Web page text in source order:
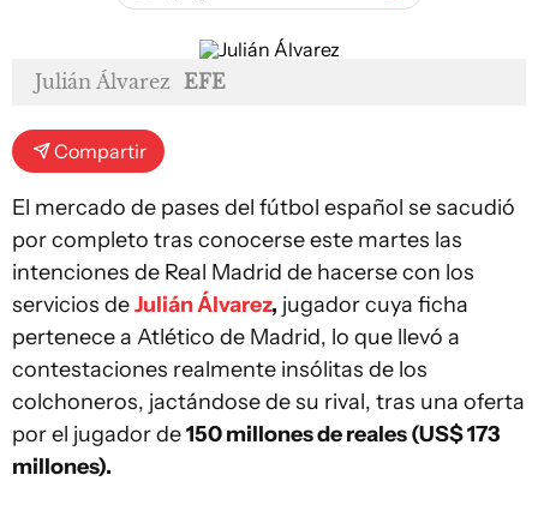
Julián Álvarez EFE
Compartir
El mercado de pases del fútbol español se sacudió
por completo tras conocerse este martes las
intenciones de Real Madrid de hacerse con los
servicios deJulián Álvarez, jugador cuya ficha
pertenece a Atlético de Madrid, lo que llevó a
contestaciones realmente insólitas de los
colchoneros, jactándose de su rival, tras una oferta
por el jugador de150 millones de reales (US$ 173
millones).